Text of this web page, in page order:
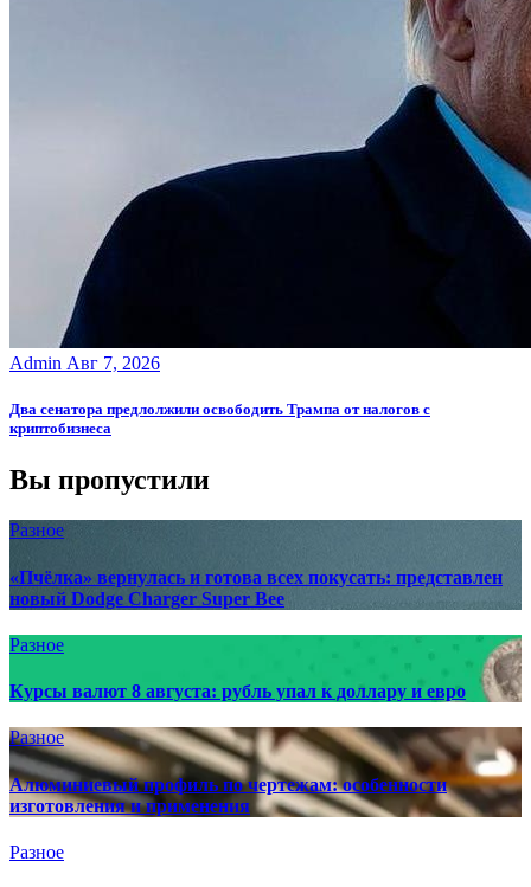
Admin Авг 7, 2026
Два сенатора предлолжили освободить Трампа от налогов с
криптобизнеса
Вы пропустили
Разное
«Пчёлка» вернулась и готова всех покусать: представлен
новый Dodge Charger Super Bee
Разное
Курсы валют 8 августа: рубль упал к доллару и евро
Разное
Алюминиевый профиль по чертежам: особенности
изготовления и применения
Разное